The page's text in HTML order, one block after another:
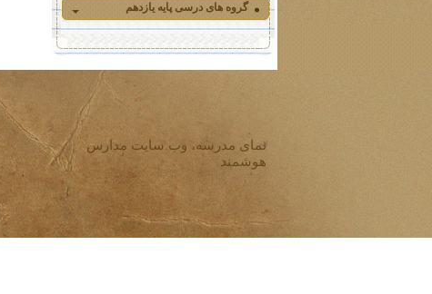
گروه های درسی پایه یازدهم
نمای مدرسه، وب سایت مدارس
هوشمند